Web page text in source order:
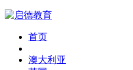
首页
澳大利亚